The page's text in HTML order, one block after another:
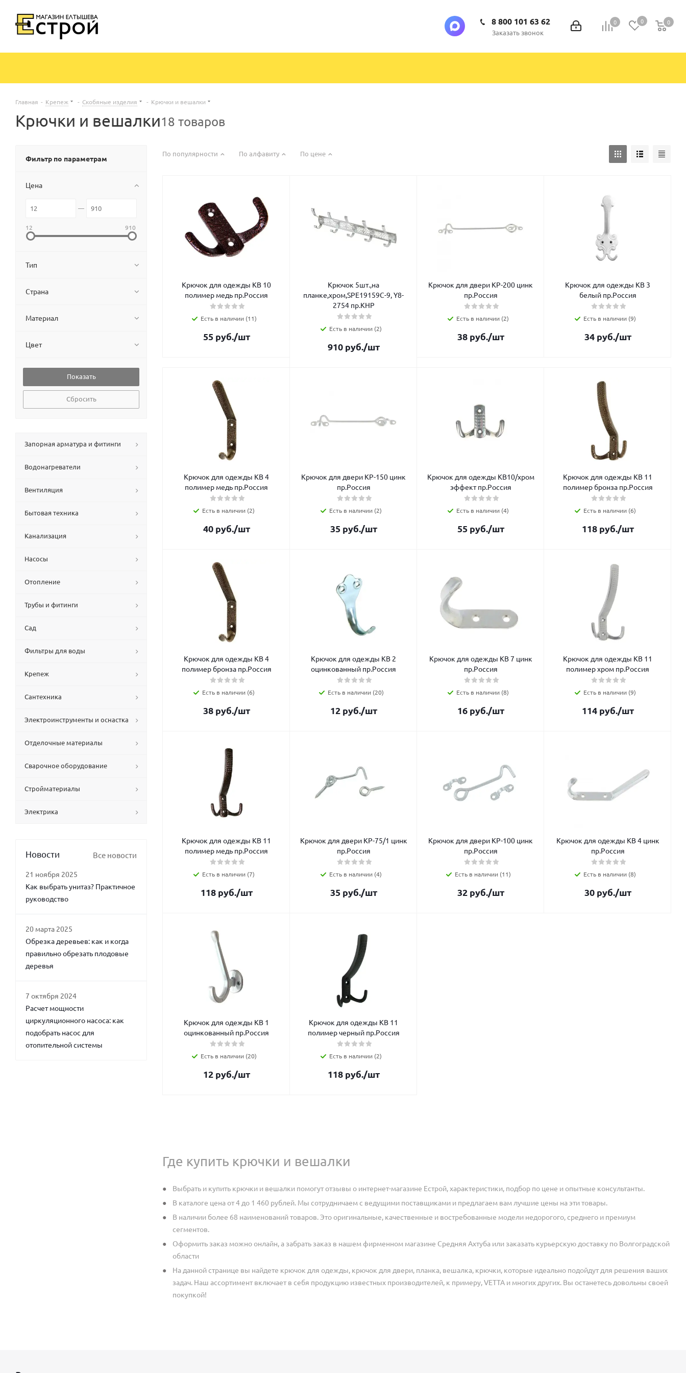
0 0 0
0
8 800 101 63 62
Заказать звонок
Главная - Крепеж - Скобяные изделия - Крючки и вешалки
Крючки и вешалки18 товаров
По популярности По алфавиту По цене
Крючок для одежды КВ 10
полимер медь пр.Россия
Есть в наличии (11)
55руб./шт
Крючок 5шт.,на
планке,хром,SPE19159C-9, Y8-
2754 пр.КНР
Есть в наличии (2)
910руб./шт
Крючок для двери КР-200 цинк
пр.Россия
Есть в наличии (2)
38руб./шт
Крючок для одежды КВ 3
белый пр.Россия
Есть в наличии (9)
34руб./шт
Крючок для одежды КВ 4
полимер медь пр.Россия
Есть в наличии (2)
40руб./шт
Крючок для двери КР-150 цинк
пр.Россия
Есть в наличии (2)
35руб./шт
Крючок для одежды КВ10/хром
эффект пр.Россия
Есть в наличии (4)
55руб./шт
Крючок для одежды КВ 11
полимер бронза пр.Россия
Есть в наличии (6)
118руб./шт
Крючок для одежды КВ 4
полимер бронза пр.Россия
Есть в наличии (6)
38руб./шт
Крючок для одежды КВ 2
оцинкованный пр.Россия
Есть в наличии (20)
12руб./шт
Крючок для одежды КВ 7 цинк
пр.Россия
Есть в наличии (8)
16руб./шт
Крючок для одежды КВ 11
полимер хром пр.Россия
Есть в наличии (9)
114руб./шт
Крючок для одежды КВ 11
полимер медь пр.Россия
Есть в наличии (7)
118руб./шт
Крючок для двери КР-75/1 цинк
пр.Россия
Есть в наличии (4)
35руб./шт
Крючок для двери КР-100 цинк
пр.Россия
Есть в наличии (11)
32руб./шт
Крючок для одежды КВ 4 цинк
пр.Россия
Есть в наличии (8)
30руб./шт
Крючок для одежды КВ 1
оцинкованный пр.Россия
Есть в наличии (20)
12руб./шт
Крючок для одежды КВ 11
полимер черный пр.Россия
Есть в наличии (2)
118руб./шт
Где купить крючки и вешалки
Выбрать и купить крючки и вешалки помогут отзывы о интернет-магазине Естрой, характеристики, подбор по цене и опытные консультанты.
В каталоге цена от 4 до 1 460 рублей. Мы сотрудничаем с ведущими поставщиками и предлагаем вам лучшие цены на эти товары.
В наличии более 68 наименований товаров. Это оригинальные, качественные и востребованные модели недорогого, среднего и премиум
сегментов.
Оформить заказ можно онлайн, а забрать заказ в нашем фирменном магазине Средняя Ахтуба или заказать курьерскую доставку по Волгоградской
области
На данной странице вы найдете крючок для одежды, крючок для двери, планка, вешалка, крючки, которые идеально подойдут для решения ваших
задач. Наш ассортимент включает в себя продукцию известных производителей, к примеру, VETTA и многих других. Вы останетесь довольны своей
покупкой!
Фильтр по параметрам
Цена
12 910
Тип
Страна
Материал
Цвет
Сбросить
Запорная арматура и фитинги
Водонагреватели
Вентиляция
Бытовая техника
Канализация
Насосы
Отопление
Трубы и фитинги
Сад
Фильтры для воды
Крепеж
Сантехника
Электроинструменты и оснастка
Отделочные материалы
Сварочное оборудование
Стройматериалы
Электрика
Новости Все новости
21 ноября 2025
Как выбрать унитаз? Практичное
руководство
20 марта 2025
Обрезка деревьев: как и когда
правильно обрезать плодовые
деревья
7 октября 2024
Расчет мощности
циркуляционного насоса: как
подобрать насос для
отопительной системы